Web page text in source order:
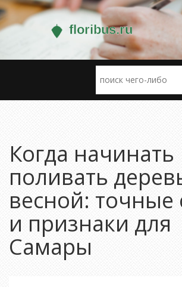
Когда начинать
поливать
весной: точные
и признаки для
Самары